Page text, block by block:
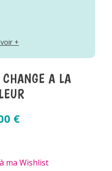
+
A LA
€
ma Wishlist